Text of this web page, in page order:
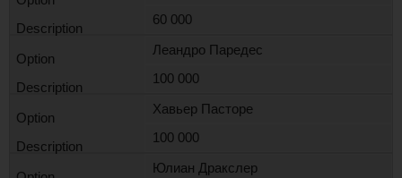
60 000
Леандро Паредес
100 000
Хавьер Пасторе
100 000
Юлиан Дракслер